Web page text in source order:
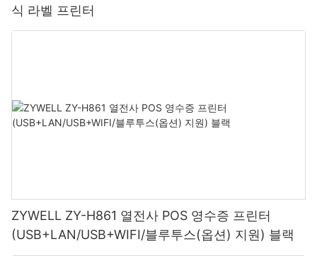
식 라벨 프린터
ZYWELL ZY-H861 열전사 POS 영수증 프린터
(USB+LAN/USB+WIFI/블루투스(옵션) 지원) 블랙